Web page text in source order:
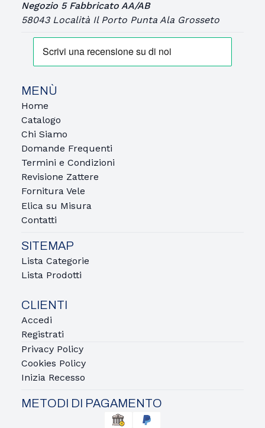
Negozio 5 Fabbricato AA/AB
58043 Località Il Porto Punta Ala Grosseto
MENÙ
Home
Catalogo
Chi Siamo
Domande Frequenti
Termini e Condizioni
Revisione Zattere
Fornitura Vele
Elica su Misura
Contatti
SITEMAP
Lista Categorie
Lista Prodotti
CLIENTI
Accedi
Registrati
Privacy Policy
Cookies Policy
Inizia Recesso
METODI DI PAGAMENTO